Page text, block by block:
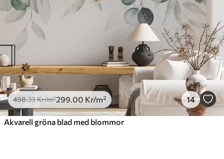
498.33Kr/m²299 .00 Kr/m² 14
Akvarell gröna blad med blommor